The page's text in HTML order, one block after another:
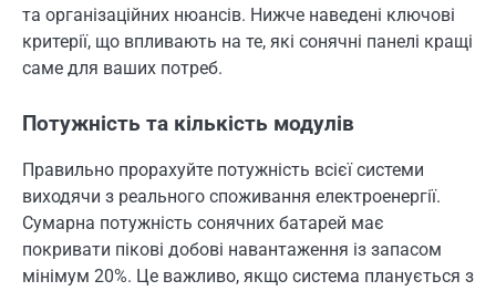
та організаційних нюансів. Нижче наведені ключові
критерії, що впливають на те, які сонячні панелі кращі
саме для ваших потреб.
Потужність та кількість модулів
Правильно прорахуйте потужність всієї системи
виходячи з реального споживання електроенергії.
Сумарна потужність сонячних батарей має
покривати пікові добові навантаження із запасом
мінімум 20%. Це важливо, якщо система планується з